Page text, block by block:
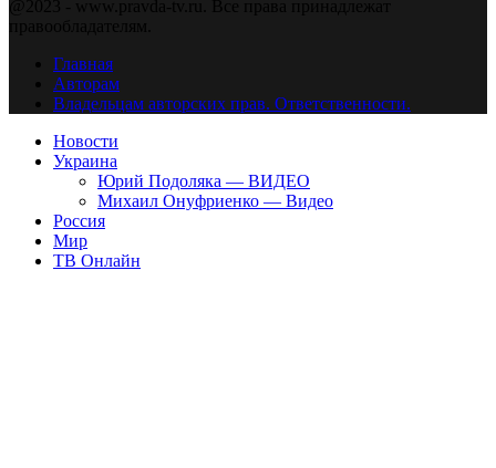
@2023 - www.pravda-tv.ru. Все права принадлежат
правообладателям.
Главная
Авторам
Владельцам авторских прав. Ответственности.
Новости
Украина
Юрий Подоляка — ВИДЕО
Михаил Онуфриенко — Видео
Россия
Мир
ТВ Онлайн